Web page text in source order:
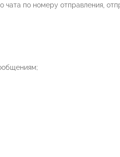
по номеру отправления,